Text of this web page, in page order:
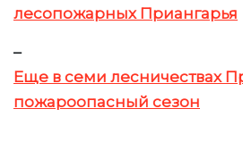
лесопожарных Приангарья
–
Еще в семи лесничествах
пожароопасный сезон